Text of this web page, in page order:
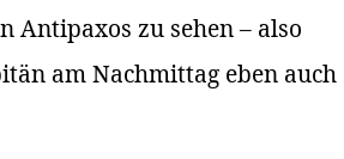
Antipaxos zu sehen – also
am Nachmittag eben auch